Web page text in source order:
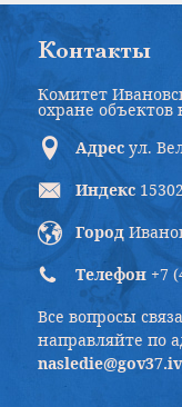
Контакты
Комитет
охране объектов
Адрес ул.
Индекс
Город
Телефон +7
Все вопросы
направляйте по